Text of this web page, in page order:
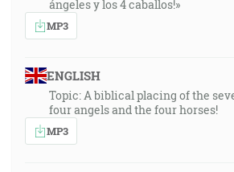
ángeles y los 4 caballos!»
MP3
ENGLISH
Topic: A biblical placing of the
four angels and the four horses!
MP3